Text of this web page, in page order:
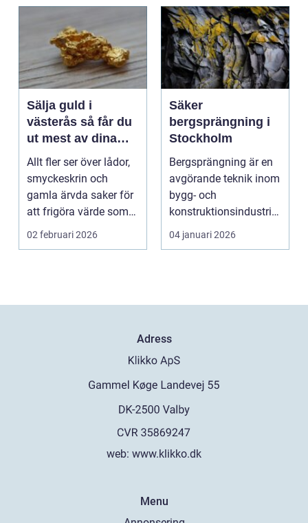
Sälja guld i
västerås så får du
ut mest av dina
smycken och mynt
Allt fler ser över lådor,
smyckeskrin och
gamla ärvda saker för
att frigöra värde som
bara ligger he...
02 februari 2026
Säker
bergsprängning i
Stockholm
Bergsprängning är en
avgörande teknik inom
bygg- och
konstruktionsindustrin.
Den anv&...
04 januari 2026
Adress
web: www.klikko.dk
Menu